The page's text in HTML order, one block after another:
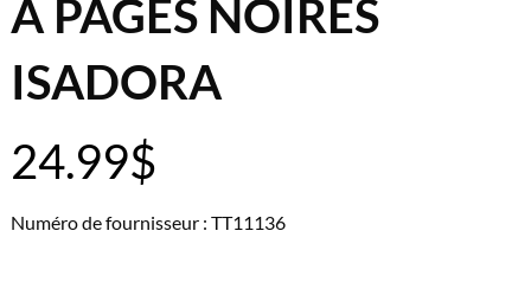
À PAGES NOIRES
ISADORA
24.99$
Numéro de fournisseur : TT11136